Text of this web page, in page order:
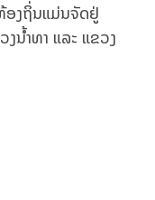
ງຖິ່ນແມ່ນຈັດຢູ່
ງນໍ້າທາ ແລະ ແຂວງ